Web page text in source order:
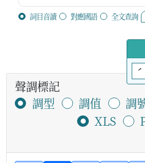
詞目音讀 對應國語 全文查詢
ˊ
聲調標記
調型
調值
調
XLS